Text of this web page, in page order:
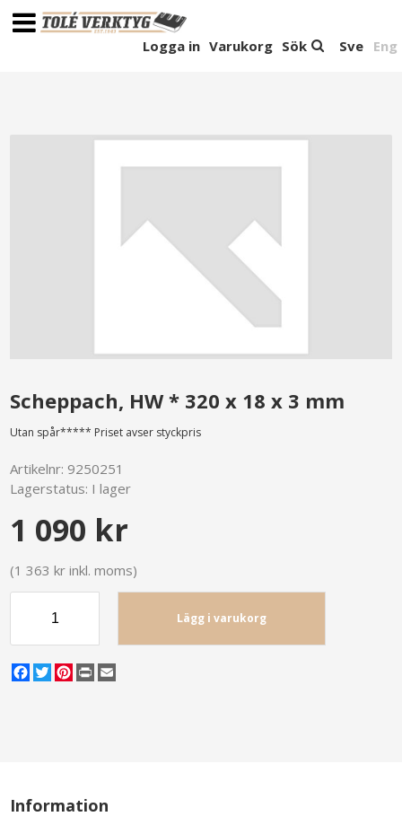
Sve Eng
Sök
Varukorg
Logga in
Scheppach, HW * 320 x 18 x 3 mm
Utan spår***** Priset avser styckpris
Artikelnr: 9250251
Lagerstatus: I lager
1 090 kr
(1 363 kr inkl. moms)
Lägg i varukorg
Facebook
TwitterPinterest
Print
Information